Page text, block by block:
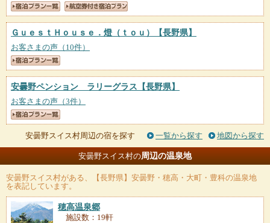
ＧｕｅｓｔＨｏｕｓｅ．燈（ｔｏｕ） 【長野県】
お客さまの声（10件）
安曇野ペンション ラリーグラス 【長野県】
お客さまの声（3件）
安曇野スイス村周辺の宿を探す 一覧から探す 地図から探す
安曇野スイス村の周辺の温泉地
安曇野スイス村がある、【長野県】安曇野・穂高・大町・豊科の温泉地
を表記しています。
穂高温泉郷
施設数：19軒